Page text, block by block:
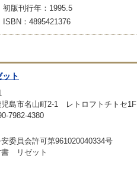
初版刊行年：1995.5
ISBN：4895421376
ト
児島市名山町2-1 レトロフトチトセ1F
7982-4380
委員会許可第961020040334号
リゼット